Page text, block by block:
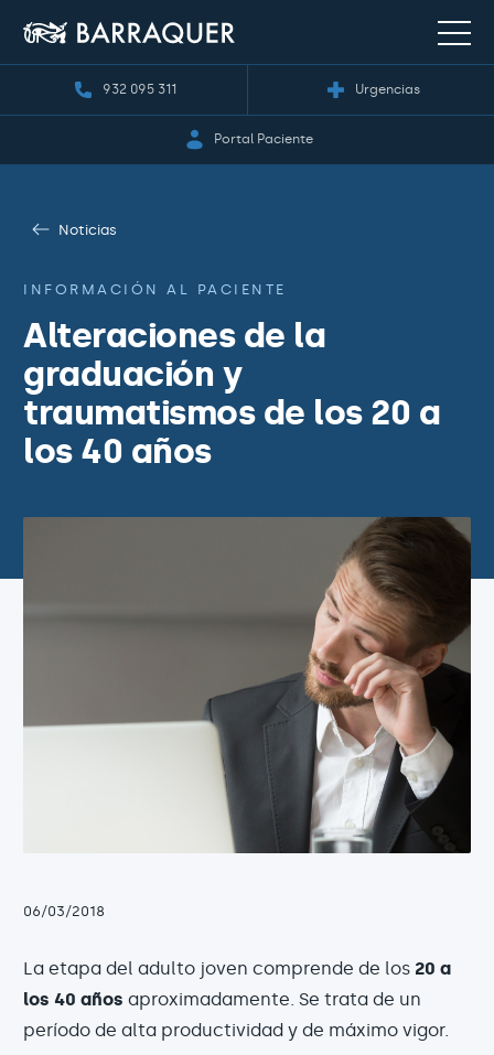
932 095 311 Urgencias
Portal Paciente
Noticias
INFORMACIÓN AL PACIENTE
Alteraciones de la
graduación y
traumatismos de los 20 a
los 40 años
06/03/2018
La etapa del adulto joven comprende de los 20 a
los 40 años aproximadamente. Se trata de un
período de alta productividad y de máximo vigor.